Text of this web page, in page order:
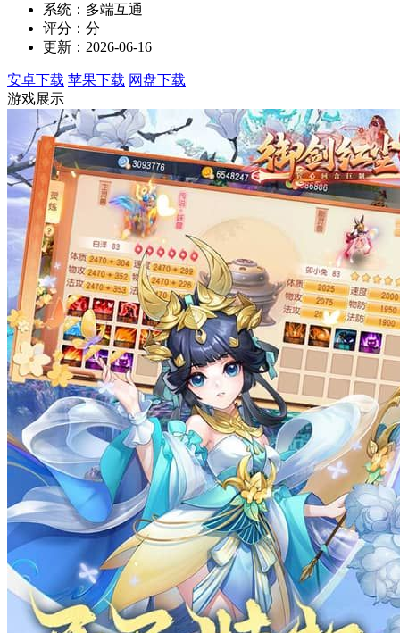
系统：多端互通
评分：分
更新：2026-06-16
安卓下载 苹果下载 网盘下载
游戏展示